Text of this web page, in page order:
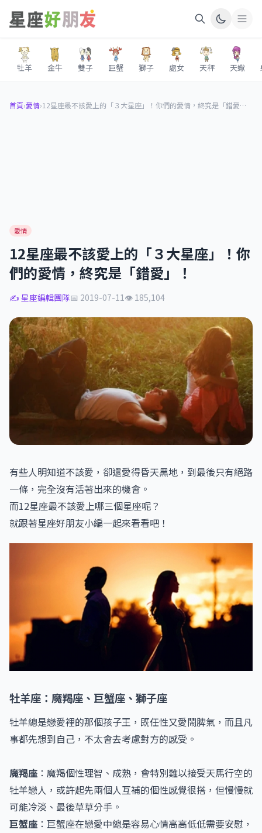
牡羊 金牛 雙子 巨蟹 獅子 處女 天秤 天蠍
首頁›愛情› 12星座最不該愛上的「３大星座」！你們的愛情，終究是「錯愛」！
愛情
12星座最不該愛上的「３大星座」！你
們的愛情，終究是「錯愛」！
✍️ 星座編輯團隊📅 2019-07-11👁 185,104
有些人明知道不該愛，卻還愛得昏天黑地，到最後只有絕路
一條，完全沒有活著出來的機會。
而12星座最不該愛上哪三個星座呢？
就跟著星座好朋友小編一起來看看吧！
牡羊座：魔羯座、巨蟹座、獅子座
牡羊總是戀愛裡的那個孩子王，既任性又愛鬧脾氣，而且凡
事都先想到自己，不太會去考慮對方的感受。
魔羯座 ：魔羯個性理智、成熟，會特別難以接受天馬行空的
牡羊戀人，或許起先兩個人互補的個性感覺很搭，但慢慢就
可能冷淡、最後草草分手。
巨蟹座 ：巨蟹座在戀愛中總是容易心情高高低低需要安慰，